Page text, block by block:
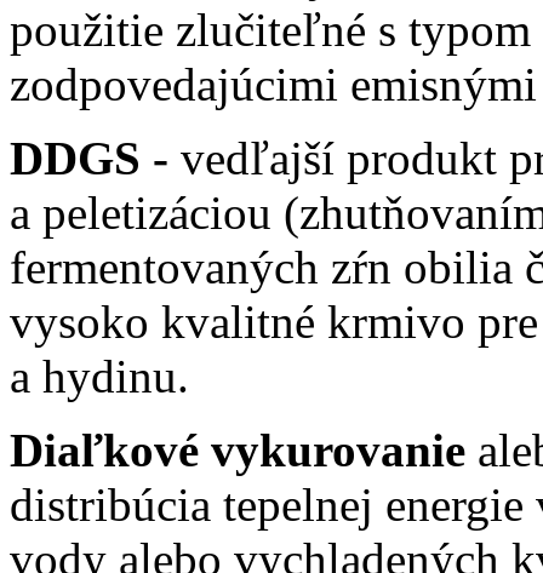
použitie zlučiteľné s typom
zodpovedajúcimi
DDGS - vedľajší produkt
a peletizáciou
fermentovaných zŕn obilia
vysoko kvalitné krmivo
a hydinu.
Diaľkové vykurovanie
distribúcia tepelnej
vody alebo vychladených